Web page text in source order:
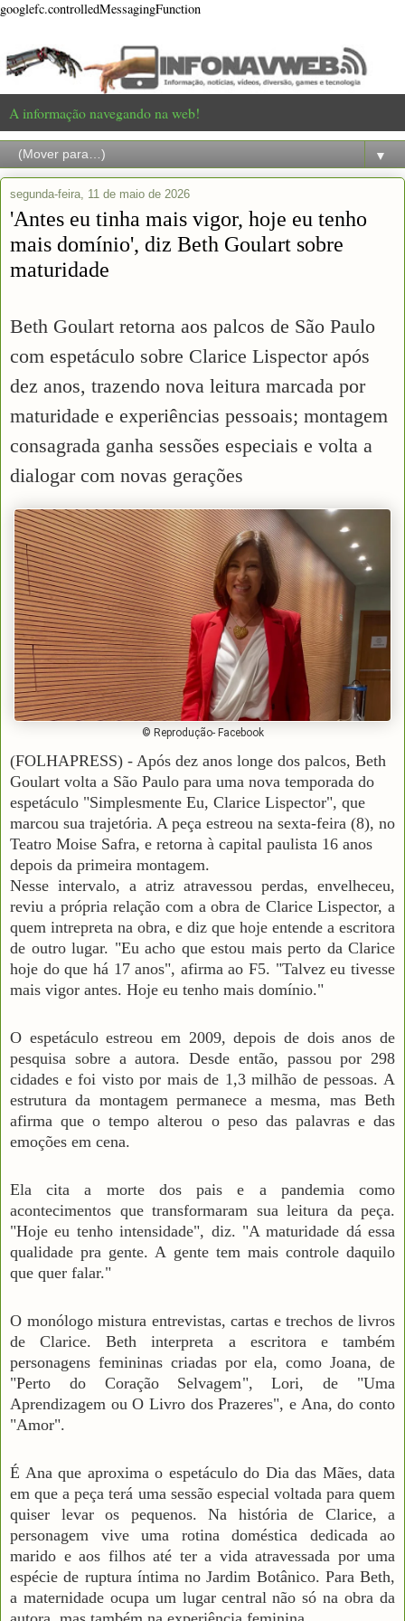
googlefc.controlledMessagingFunction
A informação navegando na web!
▼
segunda-feira, 11 de maio de 2026
'Antes eu tinha mais vigor, hoje eu tenho
mais domínio', diz Beth Goulart sobre
maturidade
Beth Goulart retorna aos palcos de São Paulo
com espetáculo sobre Clarice Lispector após
dez anos, trazendo nova leitura marcada por
maturidade e experiências pessoais; montagem
consagrada ganha sessões especiais e volta a
dialogar com novas gerações
© Reprodução- Facebook
(FOLHAPRESS) - Após dez anos longe dos palcos, Beth
Goulart volta a São Paulo para uma nova temporada do
espetáculo "Simplesmente Eu, Clarice Lispector", que
marcou sua trajetória. A peça estreou na sexta-feira (8), no
Teatro Moise Safra, e retorna à capital paulista 16 anos
depois da primeira montagem.
Nesse intervalo, a atriz atravessou perdas, envelheceu,
reviu a própria relação com a obra de Clarice Lispector, a
quem intrepreta na obra, e diz que hoje entende a escritora
de outro lugar. "Eu acho que estou mais perto da Clarice
hoje do que há 17 anos", afirma ao F5. "Talvez eu tivesse
mais vigor antes. Hoje eu tenho mais domínio."
O espetáculo estreou em 2009, depois de dois anos de
pesquisa sobre a autora. Desde então, passou por 298
cidades e foi visto por mais de 1,3 milhão de pessoas. A
estrutura da montagem permanece a mesma, mas Beth
afirma que o tempo alterou o peso das palavras e das
emoções em cena.
Ela cita a morte dos pais e a pandemia como
acontecimentos que transformaram sua leitura da peça.
"Hoje eu tenho intensidade", diz. "A maturidade dá essa
qualidade pra gente. A gente tem mais controle daquilo
que quer falar."
O monólogo mistura entrevistas, cartas e trechos de livros
de Clarice. Beth interpreta a escritora e também
personagens femininas criadas por ela, como Joana, de
"Perto do Coração Selvagem", Lori, de "Uma
Aprendizagem ou O Livro dos Prazeres", e Ana, do conto
"Amor".
É Ana que aproxima o espetáculo do Dia das Mães, data
em que a peça terá uma sessão especial voltada para quem
quiser levar os pequenos. Na história de Clarice, a
personagem vive uma rotina doméstica dedicada ao
marido e aos filhos até ter a vida atravessada por uma
espécie de ruptura íntima no Jardim Botânico. Para Beth,
a maternidade ocupa um lugar central não só na obra da